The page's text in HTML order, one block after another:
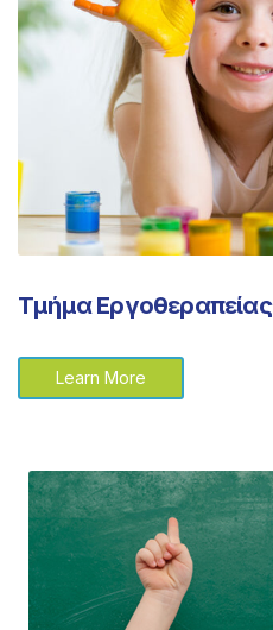
Τμήμα Εργοθεραπείας
Learn More